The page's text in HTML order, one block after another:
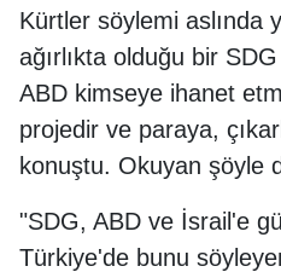
Kürtler söylemi aslında
ağırlıkta olduğu bir
ABD kimseye ihanet
projedir ve paraya,
konuştu. Okuyan şöyle
"SDG, ABD ve İsrail'e
Türkiye'de bunu